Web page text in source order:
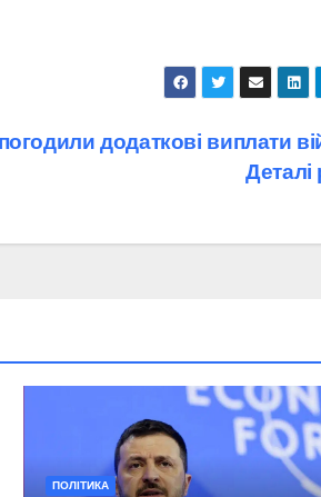
додаткові виплати
Деталі
ПОЛІТИКА